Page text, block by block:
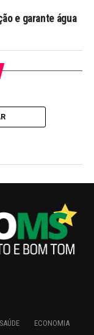
e garante água
SAÚDE
ECONOMIA